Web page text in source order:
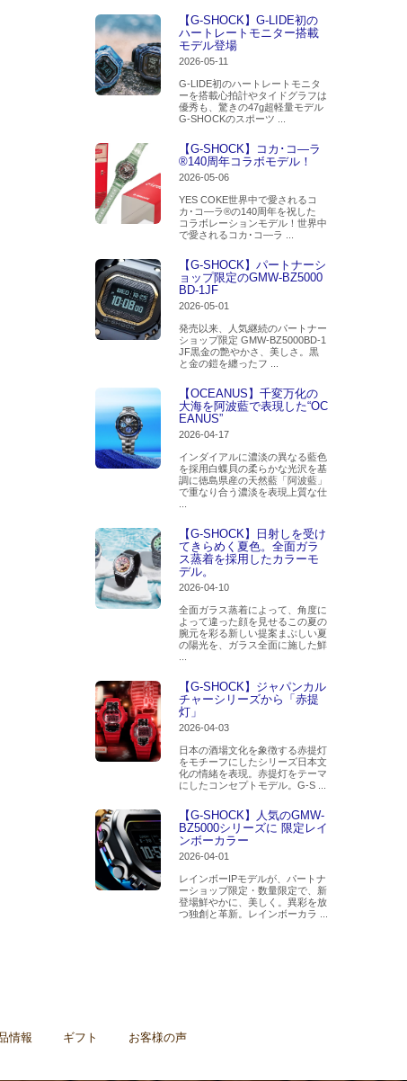
【G-SHOCK】G-LIDE初の
ハートレートモニター搭載
モデル登場
2026-05-11
G-LIDE初のハートレートモニタ
ーを搭載心拍計やタイドグラフは
優秀も、驚きの47g超軽量モデル
G-SHOCKのスポーツ ...
【G-SHOCK】コカ･コ―ラ
®140周年コラボモデル！
2026-05-06
YES COKE世界中で愛されるコ
カ･コ―ラ®の140周年を祝した
コラボレーションモデル！世界中
で愛されるコカ･コ―ラ ...
【G-SHOCK】パートナーシ
ョップ限定のGMW-BZ5000
BD-1JF
2026-05-01
発売以来、人気継続のパートナー
ショップ限定 GMW-BZ5000BD-1
JF黒金の艶やかさ、美しさ。黒
と金の鎧を纏ったフ ...
【OCEANUS】千変万化の
大海を阿波藍で表現した“OC
EANUS”
2026-04-17
インダイアルに濃淡の異なる藍色
を採用白蝶貝の柔らかな光沢を基
調に徳島県産の天然藍「阿波藍」
で重なり合う濃淡を表現上質な仕
【G-SHOCK】日射しを受け
てきらめく夏色。全面ガラ
ス蒸着を採用したカラーモ
デル。
2026-04-10
全面ガラス蒸着によって、角度に
よって違った顔を見せるこの夏の
腕元を彩る新しい提案まぶしい夏
の陽光を、ガラス全面に施した鮮
【G-SHOCK】ジャパンカル
チャーシリーズから「赤提
灯」
2026-04-03
日本の酒場文化を象徴する赤提灯
をモチーフにしたシリーズ日本文
化の情緒を表現。赤提灯をテーマ
にしたコンセプトモデル。G-S ...
【G-SHOCK】人気のGMW-
BZ5000シリーズに 限定レイ
ンボーカラー
2026-04-01
レインボーIPモデルが、パートナ
ーショップ限定・数量限定で、新
登場鮮やかに、美しく。異彩を放
つ独創と革新。レインボーカラ ...
情報 ギフト お客様の声